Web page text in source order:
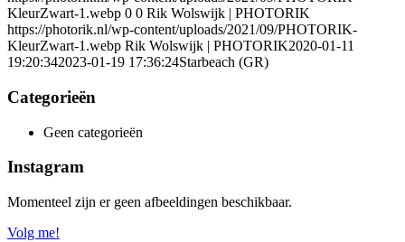
KleurZwart-1.webp 0 0 Rik Wolswijk | PHOTORIK
https://photorik.nl/wp-content/uploads/2021/09/PHOTORIK-
KleurZwart-1.webp Rik Wolswijk | PHOTORIK2020-01-11
19:20:342023-01-19 17:36:24Starbeach (GR)
Categorieën
Geen categorieën
Instagram
Momenteel zijn er geen afbeeldingen beschikbaar.
Volg me!